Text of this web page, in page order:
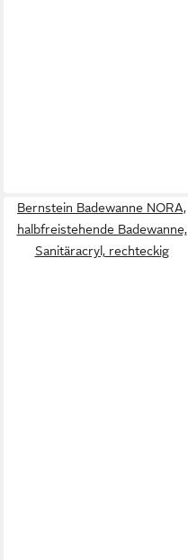
Bernstein Badewanne NORA,
halbfreistehende Badewanne,
Sanitäracryl, rechteckig